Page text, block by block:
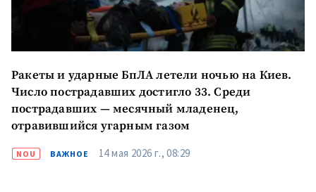
Ракеты и ударные БпЛА летели ночью на Киев.
Число пострадавших достигло 33. Среди
пострадавших — месячный младенец,
отравившийся угарным газом
NOU ВАЖНОЕ 14 мая 2026 г., 08:29